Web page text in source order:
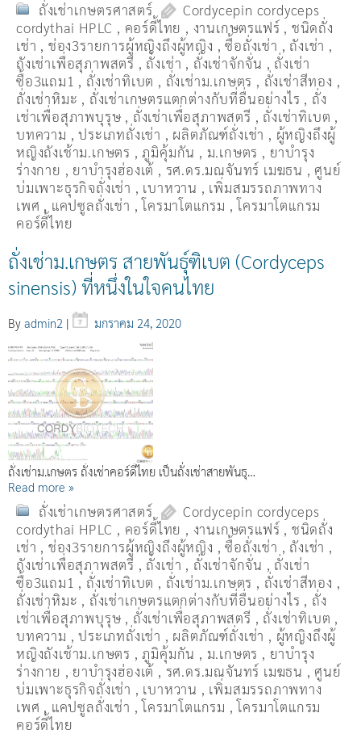
ถั่งเช่าเกษตรศาสตร์
Cordycepin cordyceps
cordythai HPLC , คอร์ดี้ไทย , งานเกษตรแฟร์ , ชนิดถั่ง
เช่า , ช่อง3รายการผู้หญิงถึงผู้หญิง ,ซื้อถั่งเช่า , ถังเช่า ,
ถังเช่าเพื่อสุภาพสตรี , ถั่งเช่า , ถั่งเช่าจักจั่น , ถั่งเช่า
ซื้อ3แถม1 , ถั่งเช่าทิเบต , ถั่งเช่าม.เกษตร , ถั่งเช่าสีทอง ,
ถั่งเช่าหิมะ , ถั่งเช่าเกษตรแตกต่างกับที่อื่นอย่างไร , ถั่ง
เช่าเพื่อสุภาพบุรุษ , ถั่งเช่าเพื่อสุภาพสตรี , ถั่่งเช่าทิเบต ,
บทความ ,ประเภทถั่งเช่า , ผลิตภัณฑ์ถั่งเช่า , ผู้หญิงถึงผู้
หญิงถังเช้าม.เกษตร ,ภูมิคุ้มกัน , ม.เกษตร , ยาบำรุง
ร่างกาย , ยาบำรุงฮ่องเต้ , รศ.ดร.มณจันทร์ เมฆธน , ศูนย์
บ่มเพาะธุรกิจถั่งเช่า , เบาหวาน , เพิ่มสมรรถภาพทาง
เพศ , แคปซูลถั่งเช่า ,โครมาโตแกรม ,โครมาโตแกรม
คอร์ดี้ไทย
ถั่งเช่าม.เกษตร สายพันธุ์ฑิเบต (Cordyceps
sinensis) ที่หนึ่งในใจคนไทย
By admin2 | มกราคม 24, 2020
ถั่งเช่าม.เกษตร ถั่งเช่าคอร์ดี้ไทย เป็นถั่งเช่าสายพันธุ…
Read more »
ถั่งเช่าเกษตรศาสตร์
Cordycepin cordyceps
cordythai HPLC , คอร์ดี้ไทย , งานเกษตรแฟร์ , ชนิดถั่ง
เช่า , ช่อง3รายการผู้หญิงถึงผู้หญิง ,ซื้อถั่งเช่า , ถังเช่า ,
ถังเช่าเพื่อสุภาพสตรี , ถั่งเช่า , ถั่งเช่าจักจั่น , ถั่งเช่า
ซื้อ3แถม1 , ถั่งเช่าทิเบต , ถั่งเช่าม.เกษตร , ถั่งเช่าสีทอง ,
ถั่งเช่าหิมะ , ถั่งเช่าเกษตรแตกต่างกับที่อื่นอย่างไร , ถั่ง
เช่าเพื่อสุภาพบุรุษ , ถั่งเช่าเพื่อสุภาพสตรี , ถั่่งเช่าทิเบต ,
บทความ ,ประเภทถั่งเช่า , ผลิตภัณฑ์ถั่งเช่า , ผู้หญิงถึงผู้
หญิงถังเช้าม.เกษตร ,ภูมิคุ้มกัน , ม.เกษตร , ยาบำรุง
ร่างกาย , ยาบำรุงฮ่องเต้ , รศ.ดร.มณจันทร์ เมฆธน , ศูนย์
บ่มเพาะธุรกิจถั่งเช่า , เบาหวาน , เพิ่มสมรรถภาพทาง
เพศ , แคปซูลถั่งเช่า ,โครมาโตแกรม ,โครมาโตแกรม
คอร์ดี้ไทย